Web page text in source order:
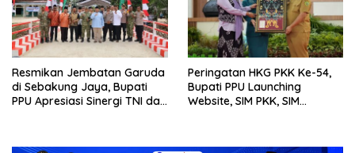
Resmikan Jembatan Garuda
di Sebakung Jaya, Bupati
PPU Apresiasi Sinergi TNI dan
Peringatan HKG PKK Ke-54,
Bupati PPU Launching
Website, SIM PKK, SIM